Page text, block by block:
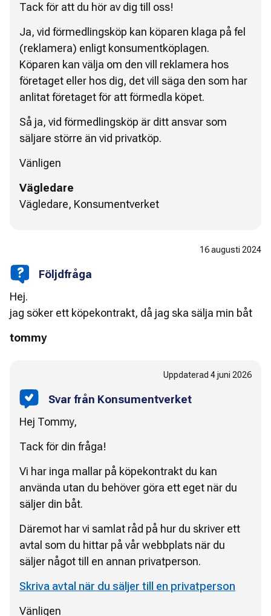
Tack för att du hör av dig till oss!
Ja, vid förmedlingsköp kan köparen klaga på fel
(reklamera) enligt konsumentköplagen.
Köparen kan välja om den vill reklamera hos
företaget eller hos dig, det vill säga den som har
anlitat företaget för att förmedla köpet.
Så ja, vid förmedlingsköp är ditt ansvar som
säljare större än vid privatköp.
Vänligen
Vägledare
Vägledare, Konsumentverket
Följdfråga
16 augusti 2024
Hej.
jag söker ett köpekontrakt, då jag ska sälja min båt
tommy
Svar från Konsumentverket
Uppdaterad 4 juni 2026
Hej Tommy,
Tack för din fråga!
Vi har inga mallar på köpekontrakt du kan
använda utan du behöver göra ett eget när du
säljer din båt.
Däremot har vi samlat råd på hur du skriver ett
avtal som du hittar på vår webbplats när du
säljer något till en annan privatperson.
Skriva avtal när du säljer till en privatperson
Vänligen